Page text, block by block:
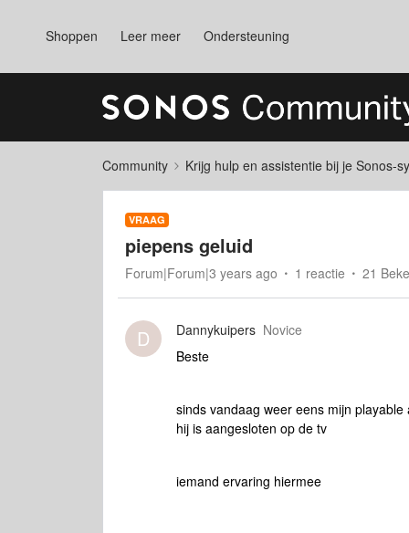
Shoppen Leer meer Ondersteuning
Community Krijg hulp en assistentie bij je Sonos-
VRAAG
piepens geluid
Forum|Forum|3 years ago 1 reactie 21
D Dannykuipers Novice
Beste
sinds vandaag weer eens mijn
hij is aangesloten op de tv
iemand ervaring hiermee